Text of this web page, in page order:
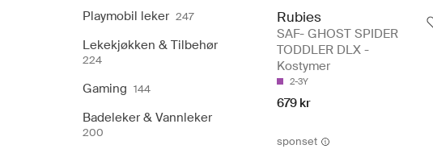
Playmobil leker 247
Lekekjøkken & Tilbehør
224
Gaming 144
Badeleker & Vannleker
200
Rubies
SAF- GHOST SPIDER
TODDLER DLX -
Kostymer
2-3Y
679 kr
sponset